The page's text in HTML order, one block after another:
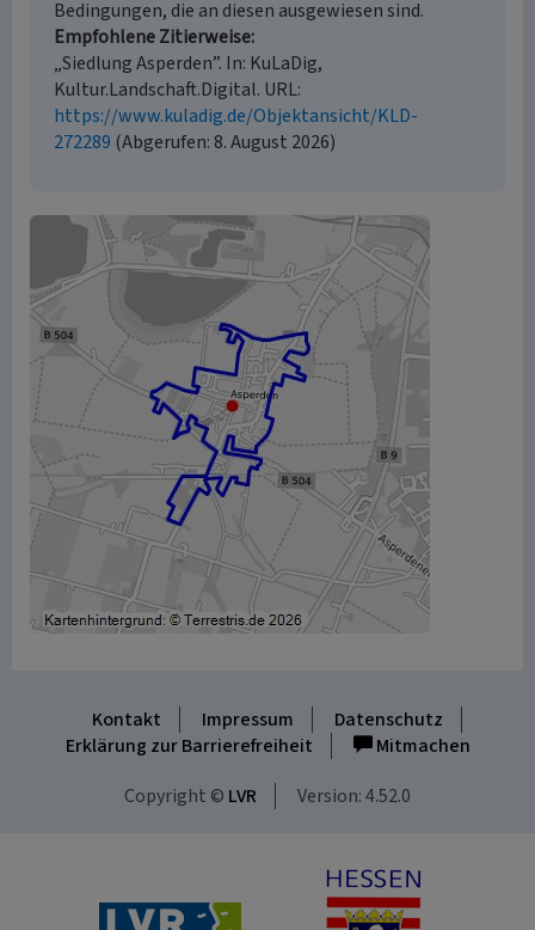
Bedingungen, die an diesen ausgewiesen sind.
Empfohlene Zitierweise
„Siedlung Asperden”. In: KuLaDig,
Kultur.Landschaft.Digital. URL:
https://www.kuladig.de/Objektansicht/KLD-
272289 (Abgerufen: 8. August 2026)
Kontakt Impressum
Datenschutz
Erklärung zur Barrierefreiheit
Mitmachen
Copyright © LVR Version: 4.52.0